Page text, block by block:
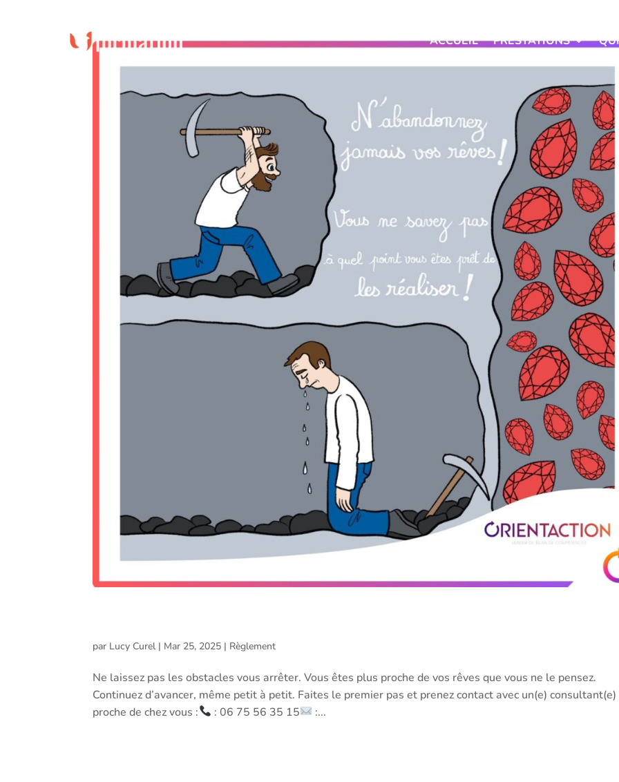
ACCUEIL PRESTATIONS
par Lucy Curel | Mar 25, 2025 | Règlement
Ne laissez pas les obstacles vous arrêter. Vous êtes plus proche de vos rêves que vous ne le pensez.
Continuez d’avancer, même petit à petit. Faites le premier pas et prenez contact avec un(e) consultant(e)
proche de chez vous :
: 06 75 56 35 15 :...